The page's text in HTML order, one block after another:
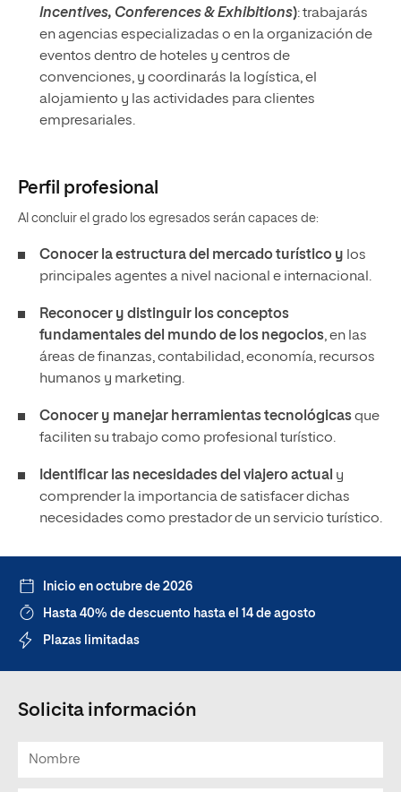
Incentives, Conferences & Exhibitions): trabajarás
en agencias especializadas o en la organización de
eventos dentro de hoteles y centros de
convenciones, y coordinarás la logística, el
alojamiento y las actividades para clientes
empresariales.
Perfil profesional
Al concluir el grado los egresados serán capaces de:
Conocer la estructura del mercado turístico y los
principales agentes a nivel nacional e internacional.
Reconocer y distinguir los conceptos
fundamentales del mundo de los negocios, en las
áreas de finanzas, contabilidad, economía, recursos
humanos y marketing.
Conocer y manejar herramientas tecnológicasque
faciliten su trabajo como profesional turístico.
Identificar las necesidades del viajero actual y
comprender la importancia de satisfacer dichas
necesidades como prestador de un servicio turístico.
Inicio en octubre de 2026
Hasta 40% de descuento hasta el 14 de agosto
Plazas limitadas
Solicita información